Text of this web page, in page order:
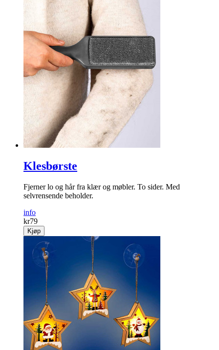
Klesbørste
Fjerner lo og hår fra klær og møbler. To sider. Med
selvrensende beholder.
info
kr79
Kjøp